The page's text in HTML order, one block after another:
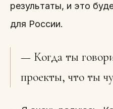
результаты, и это
для России.
— Когда ты
проекты, что ты